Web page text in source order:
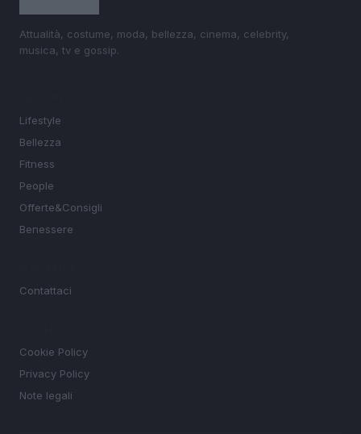
Attualità, costume, moda, bellezza, cinema, celebrity,
musica, tv e gossip.
Lifestyle
Bellezza
Fitness
People
Offerte&Consigli
Benessere
Contattaci
Cookie Policy
Privacy Policy
Note legali